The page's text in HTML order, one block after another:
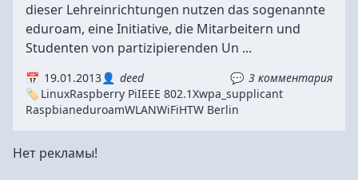
dieser Lehreinrichtungen nutzen das sogenannte
eduroam, eine Initiative, die Mitarbeitern und
Studenten von partizipierenden Un ...
19.01.2013 deed
3 комментария
LinuxRaspberry PiIEEE 802.1Xwpa_supplicant
RaspbianeduroamWLANWiFiHTW Berlin
Нет рекламы!